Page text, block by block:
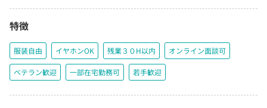
特徴
服装自由 イヤホンOK 残業３０H以内 オンライン面談可
ベテラン歓迎 一部在宅勤務可 若手歓迎